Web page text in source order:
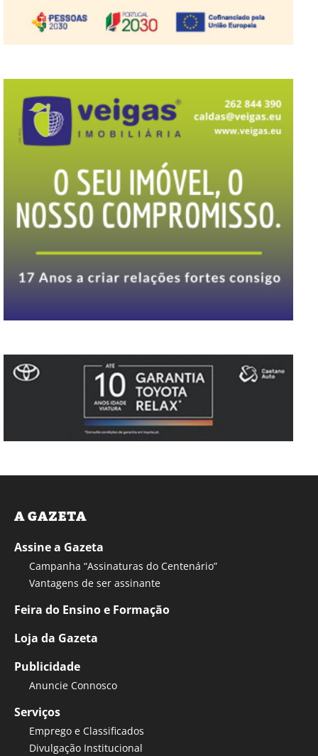
A GAZETA
Assine a Gazeta
Campanha “Assinaturas do Centenário”
Vantagens de ser assinante
Feira do Ensino e Formação
Loja da Gazeta
Publicidade
Anuncie Connosco
Serviços
Emprego e Classificados
Divulgação Institucional